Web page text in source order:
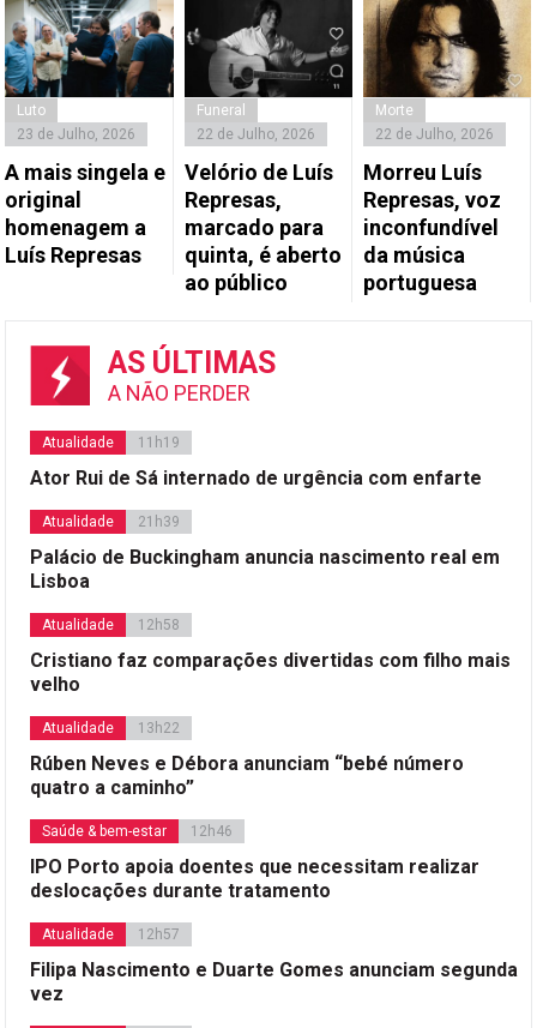
Luto
23 de Julho, 2026
A mais singela e
original
homenagem a
Luís Represas
Funeral
22 de Julho, 2026
Velório de Luís
Represas,
marcado para
quinta, é aberto
ao público
Morte
22 de Julho, 2026
Morreu Luís
Represas, voz
inconfundível
da música
portuguesa
AS ÚLTIMAS
A NÃO PERDER
Atualidade 11h19
Ator Rui de Sá internado de urgência com enfarte
Atualidade 21h39
Palácio de Buckingham anuncia nascimento real em
Lisboa
Atualidade 12h58
Cristiano faz comparações divertidas com filho mais
velho
Atualidade 13h22
Rúben Neves e Débora anunciam “bebé número
quatro a caminho”
Saúde & bem-estar 12h46
IPO Porto apoia doentes que necessitam realizar
deslocações durante tratamento
Atualidade 12h57
Filipa Nascimento e Duarte Gomes anunciam segunda
vez